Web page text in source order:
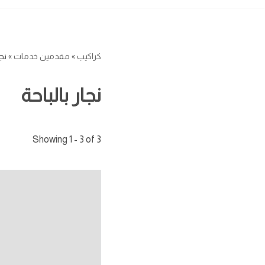
كراكيب» مقدمين خدمات»
نجار بالباحة
Showing 1 - 3 of 3